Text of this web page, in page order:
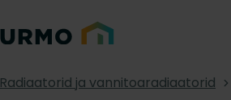
Radiaatorid ja vannitoaradiaatorid